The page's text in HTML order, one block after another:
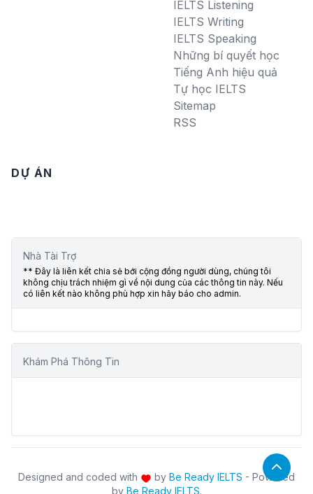
IELTS Listening
IELTS Writing
IELTS Speaking
Những bí quyết học
Tiếng Anh hiệu quả
Tự học IELTS
Sitemap
RSS
DỰ ÁN
Nhà Tài Trợ
** Đây là liên kết chia sẻ bới cộng đồng người dùng, chúng tôi
không chịu trách nhiệm gì về nội dung của các thông tin này. Nếu
có liên kết nào không phù hợp xin hãy báo cho admin.
Khám Phá Thông Tin
Designed and coded with by Be Ready IELTS - Powered
by Be Ready IELTS.